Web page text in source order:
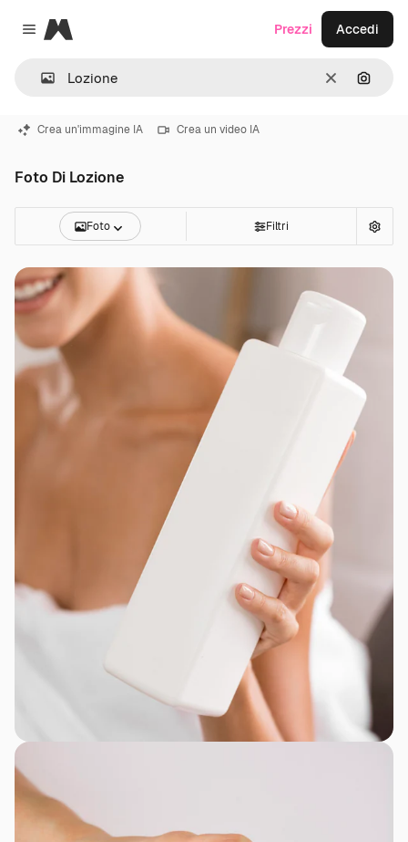
Close menu
Magnific
CancellaCerca
Prezzi Accedi
Crea un'immagine IA Crea un video IA
Foto Di Lozione
Foto Filtri